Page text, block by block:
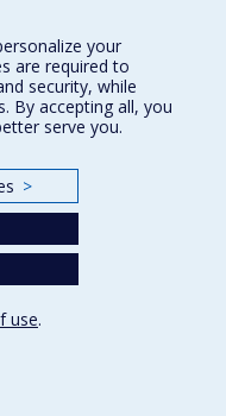
your
are required to
security, while
By accepting all, you
serve you.
>
use.